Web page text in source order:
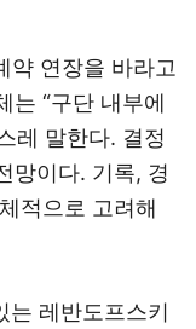
약 연장을 바라고
는 “구단 내부에
레 말한다. 결정
망이다. 기록, 경
적으로 고려해
는 레반도프스키